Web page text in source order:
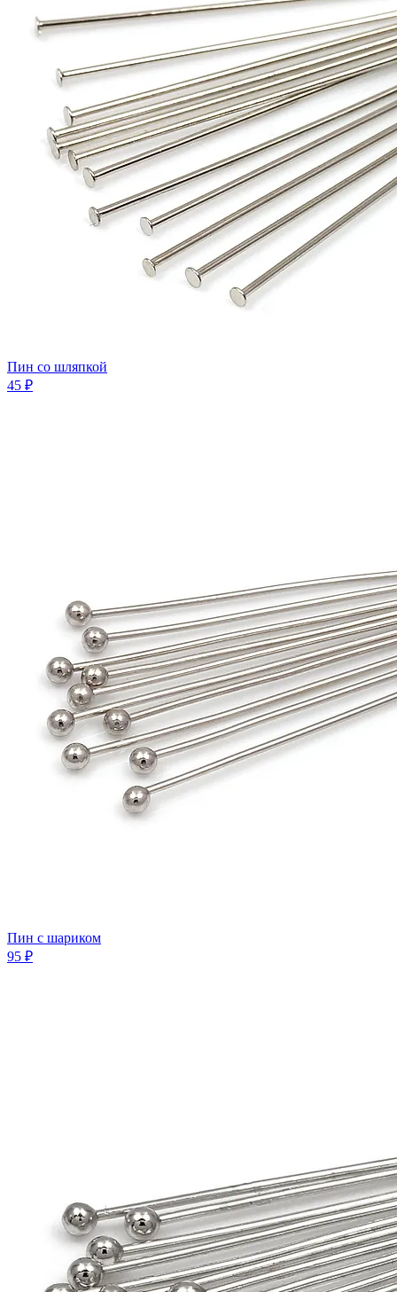
Пин со шляпкой
45 ₽
Пин с шариком
95 ₽